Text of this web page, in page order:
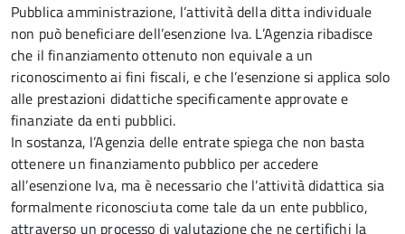
Pubblica amministrazione, l’attività della ditta individuale
non può beneficiare dell’esenzione Iva. L’Agenzia ribadisce
che il finanziamento ottenuto non equivale a un
riconoscimento ai fini fiscali, e che l’esenzione si applica solo
alle prestazioni didattiche specificamente approvate e
finanziate da enti pubblici.
In sostanza, l’Agenzia delle entrate spiega che non basta
ottenere un finanziamento pubblico per accedere
all’esenzione Iva, ma è necessario che l’attività didattica sia
formalmente riconosciuta come tale da un ente pubblico,
attraverso un processo di valutazione che ne certifichi la